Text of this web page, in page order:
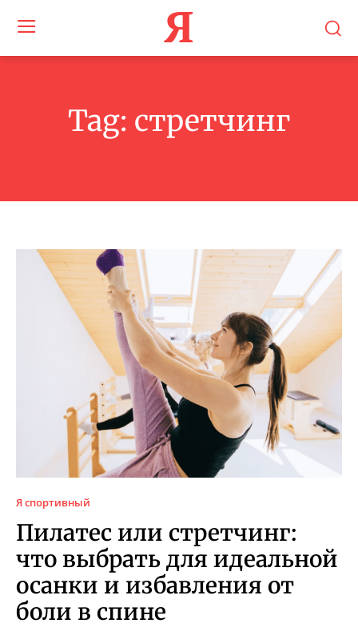
Я
Tag: стретчинг
Я спортивный
Пилатес или стретчинг:
что выбрать для идеальной
осанки и избавления от
боли в спине